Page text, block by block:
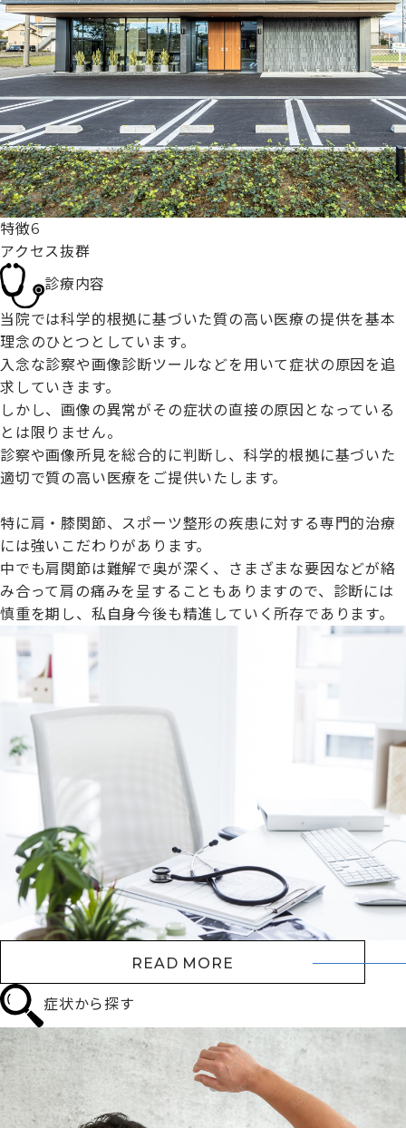
特徴6
アクセス抜群
診療内容
当院では科学的根拠に基づいた質の高い医療の提供を基本
理念のひとつとしています。
入念な診察や画像診断ツールなどを用いて症状の原因を追
求していきます。
しかし、画像の異常がその症状の直接の原因となっている
とは限りません。
診察や画像所見を総合的に判断し、科学的根拠に基づいた
適切で質の高い医療をご提供いたします。
特に肩・膝関節、スポーツ整形の疾患に対する専門的治療
には強いこだわりがあります。
中でも肩関節は難解で奥が深く、さまざまな要因などが絡
み合って肩の痛みを呈することもありますので、診断には
慎重を期し、私自身今後も精進していく所存であります。
READ MORE
症状から探す